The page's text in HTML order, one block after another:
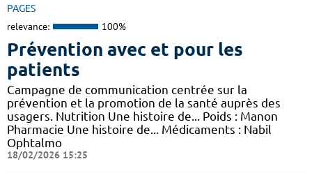
PAGES
relevance: 100%
Prévention avec et pour les
patients
Campagne de communication centrée sur la
prévention et la promotion de la santé auprès des
usagers. Nutrition Une histoire de... Poids : Manon
Pharmacie Une histoire de... Médicaments : Nabil
Ophtalmo
18/02/2026 15:25